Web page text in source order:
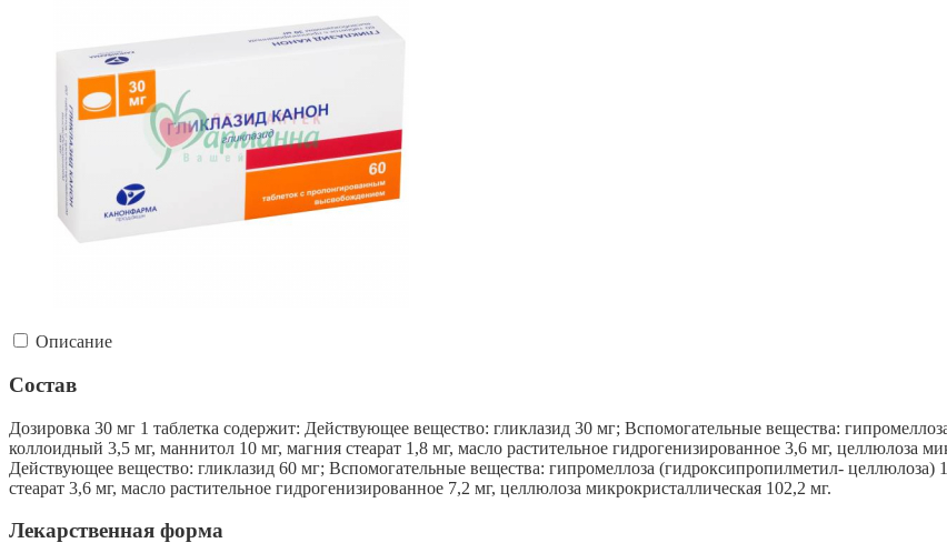
Описание
Состав
Дозировка 30 мг 1 таблетка содержит: Действующее вещество: гликлазид 30 мг; Вспомогательные вещества:
коллоидный 3,5 мг, маннитол 10 мг, магния стеарат 1,8 мг, масло растительное гидрогенизированное 3,6 мг, целлюлоза
Действующее вещество: гликлазид 60 мг; Вспомогательные вещества: гипромеллоза (гидроксипропилметил-
стеарат 3,6 мг, масло растительное гидрогенизированное 7,2 мг, целлюлоза микрокристаллическая 102,2 мг.
Лекарственная форма